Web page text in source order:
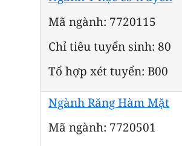
Mã ngành: 7720115
Chỉ tiêu tuyển sinh: 80
Tổ hợp xét tuyển: B00
Ngành Răng Hàm Mặt
Mã ngành: 7720501